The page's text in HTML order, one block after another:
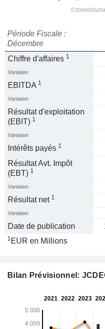
Période Fiscale :
Décembre
Chiffre d'affaires 1
Variation
EBITDA 1
Variation
Résultat d'exploitation
(EBIT) 1
Variation
Intérêts payés 1
Résultat Avt. Impôt
(EBT) 1
Variation
Résultat net 1
Variation
Date de publication
1 EUR en Millions
Bilan Prévisionnel: